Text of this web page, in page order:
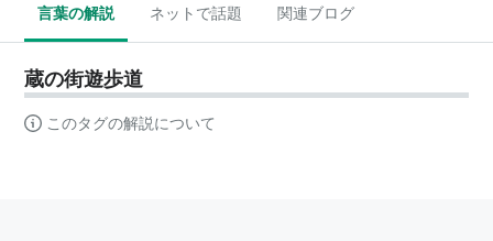
言葉の解説 ネットで話題 関連ブログ
蔵の街遊歩道
このタグの解説について